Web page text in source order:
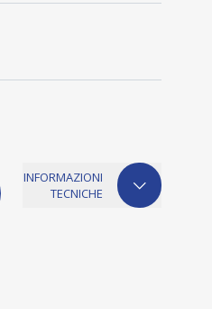
INFORMAZIONI
TECNICHE